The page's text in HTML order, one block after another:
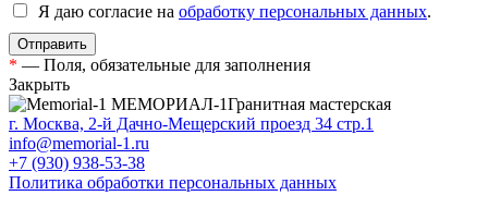
Я даю согласие на обработку персональных данных.
* — Поля, обязательные для заполнения
Закрыть
МЕМОРИАЛ-1Гранитная мастерская
г. Москва, 2-й Дачно-Мещерский проезд 34 стр.1
info@memorial-1.ru
+7 (930) 938-53-38
Политика обработки персональных данных